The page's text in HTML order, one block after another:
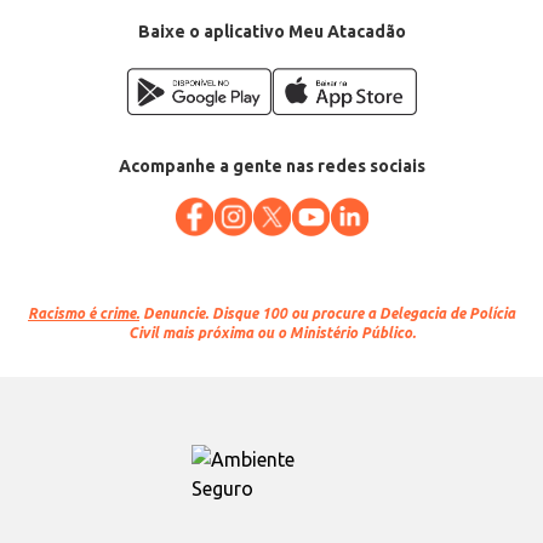
Baixe o aplicativo Meu Atacadão
Acompanhe a gente nas redes sociais
Racismo é crime. Denuncie. Disque 100 ou procure a Delegacia de Polícia
Civil mais próxima ou o Ministério Público.